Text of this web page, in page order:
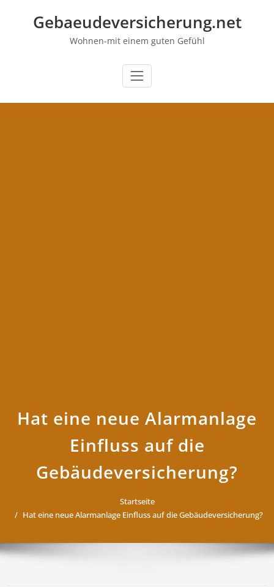
Gebaeudeversicherung.net
Wohnen-mit einem guten Gefühl
Hat eine neue Alarmanlage
Einfluss auf die
Gebäudeversicherung?
Startseite
Hat eine neue Alarmanlage Einfluss auf die Gebäudeversicherung?